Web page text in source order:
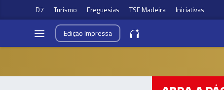
D7 Turismo Freguesias TSF Madeira Iniciativas
EdiçãoImpressa